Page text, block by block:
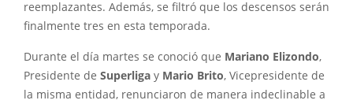
reemplazantes. Además, se filtró que los descensos serán
finalmente tres en esta temporada.
Durante el día martes se conoció que Mariano Elizondo,
Presidente de Superliga y Mario Brito, Vicepresidente de
la misma entidad, renunciaron de manera indeclinable a